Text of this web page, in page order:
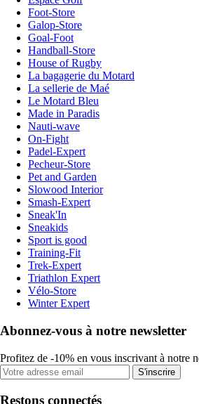
Foot-Store
Galop-Store
Goal-Foot
Handball-Store
House of Rugby
La bagagerie du Motard
La sellerie de Maé
Le Motard Bleu
Made in Paradis
Nauti-wave
On-Fight
Padel-Expert
Pecheur-Store
Pet and Garden
Slowood Interior
Smash-Expert
Sneak'In
Sneakids
Sport is good
Training-Fit
Trek-Expert
Triathlon Expert
Vélo-Store
Winter Expert
Abonnez-vous à notre newsletter
Profitez de -10% en vous inscrivant à notre
S'inscrire
Restons connectés